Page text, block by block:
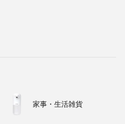
家事・生活雑貨